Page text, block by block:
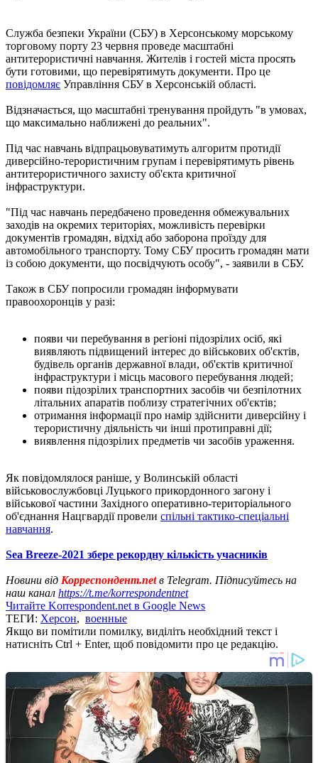
Служба безпеки України (СБУ) в Херсонському морському
торговому порту 23 червня проведе масштабні
антитерористичні навчання. Жителів і гостей міста просять
бути готовими, що перевірятимуть документи. Про це
повідомляє Управління СБУ в Херсонській області.
Відзначається, що масштабні тренування пройдуть "в умовах,
що максимально наближені до реальних".
Під час навчань відпрацьовуватимуть алгоритм протидії
диверсійно-терористичним групам і перевірятимуть рівень
антитерористичного захисту об'єкта критичної
інфраструктури.
"Під час навчань передбачено проведення обмежувальних
заходів на окремих територіях, можливість перевірки
документів громадян, відхід або заборона проїзду для
автомобільного транспорту. Тому СБУ просить громадян мати
із собою документи, що посвідчують особу", - заявили в СБУ.
Також в СБУ попросили громадян інформувати
правоохоронців у разі:
появи чи перебування в регіоні підозрілих осіб, які
виявляють підвищений інтерес до військових об'єктів,
будівель органів державної влади, об'єктів критичної
інфраструктури і місць масового перебування людей;
появи підозрілих транспортних засобів чи безпілотних
літальних апаратів поблизу стратегічних об'єктів;
отримання інформації про намір здійснити диверсійну і
терористичну діяльність чи інші протиправні дії;
виявлення підозрілих предметів чи засобів ураження.
Як повідомлялося раніше, у Волинській області
військовослужбовці Луцького прикордонного загону і
військової частини Західного оперативно-територіального
об'єднання Нацгвардії провели спільні тактико-спеціальні
навчання.
Sea Breeze-2021 збере рекордну кількість учасників
Новини від Корреспондент.netв Telegram. Підписуйтесь на
наш канал https://t.me/korrespondentnet
Читайте Korrespondent.net в Google News
ТЕГИ: Херсон, военные
Якщо ви помітили помилку, виділіть необхідний текст і
натисніть Ctrl + Enter, щоб повідомити про це редакцію.